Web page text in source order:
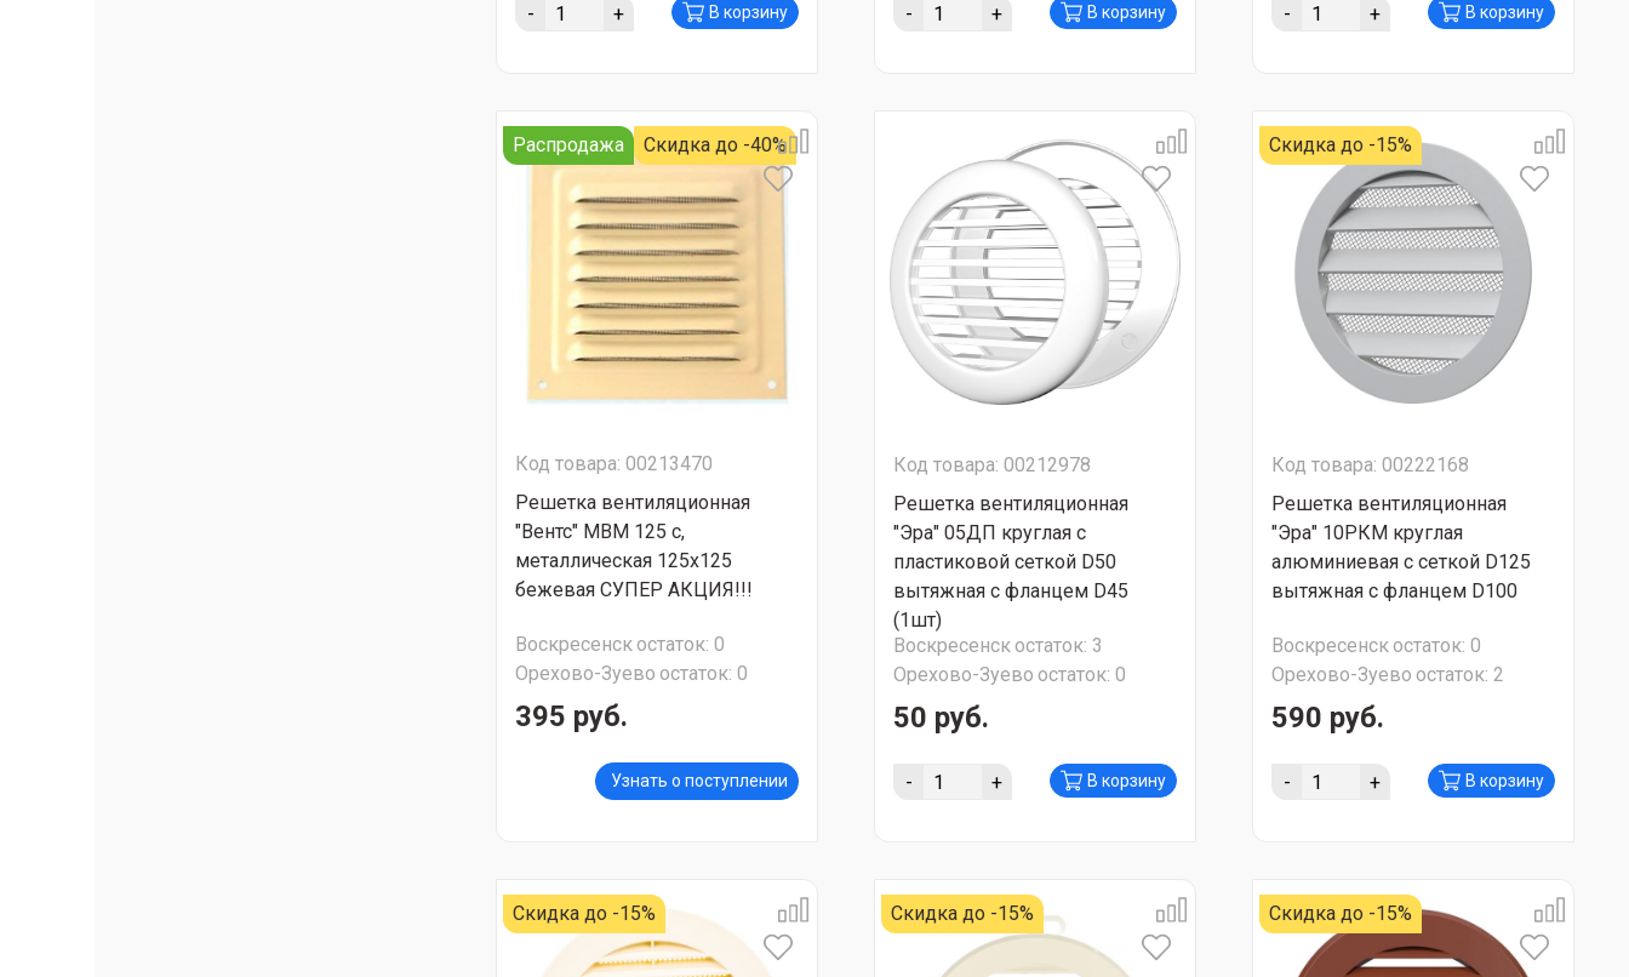
- + В корзину - + В корзину - + В корзину
Распродажа Скидка до -40%
Код товара: 00213470
Решетка вентиляционная
"Вентс" МВМ 125 с,
металлическая 125х125
бежевая СУПЕР АКЦИЯ!!!
Воскресенскостаток: 0
Орехово-Зуево остаток: 0
395 руб.
Узнать о поступлении
Код товара: 00212978
Решетка вентиляционная
"Эра" 05ДП круглая с
пластиковой сеткой D50
вытяжная с фланцем D45
(1шт)
Воскресенскостаток: 3
Орехово-Зуево остаток: 0
50 руб.
- + В корзину
Скидка до -15%
Код товара: 00222168
Решетка вентиляционная
"Эра" 10РКМ круглая
алюминиевая c сеткой D125
вытяжная с фланцем D100
Воскресенскостаток: 0
Орехово-Зуево остаток: 2
590 руб.
- + В корзину
Скидка до -15% Скидка до -15% Скидка до -15%